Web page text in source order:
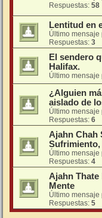
Respuestas: 58
Lentitud en
Último mensaje
Respuestas: 3
El sendero
Halifax.
Último mensaje
¿Alguien
aislado de
Último mensaje
Respuestas: 6
Ajahn Chah
Último mensaje
Respuestas: 4
Ajahn Thate
Mente
Último mensaje
Respuestas: 5